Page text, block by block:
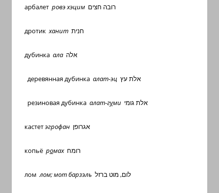
арбалет ровэ хэцим רובה חצים
дротикханит חנית
дубинка ала אלה
деревянная дубинка алат-эц אלת עץ
резиновая дубинка алат-гуми אלת גומי
кастетэгрофан אגרופן
копьё ромах רומח
ломлом; мот барзэль לום, מוט ברזל